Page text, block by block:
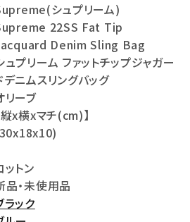
シュプリーム)
22SS Fat Tip
Denim Sling Bag
ュプリーム ファットチップジャガー
デニムスリングバッグ
リーブ
縦x横xマチ(cm)】
ットン
品・未使用品
ラック